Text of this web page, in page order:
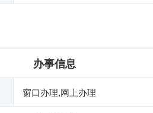
办事信息
窗口办理,网上办理